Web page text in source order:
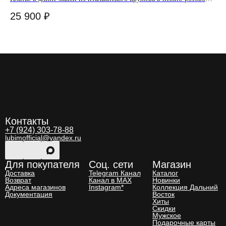
25 900 ₽
Контакты
+7 (924) 303-78-88
lubimofficial@yandex.ru
Соц. сети
Telegram Канал
Канал в MAX
Instagram*
Магазин
Каталог
Новинки
Коллекция Дальний
Восток
Хиты
Скидки
Мужское
Подарочные карты
Для покупателя
Доставка
Возврат
Адреса магазинов
Документация